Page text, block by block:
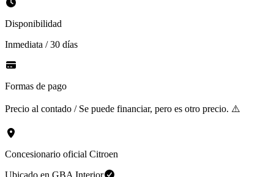
Disponibilidad
Inmediata / 30 días
Formas de pago
Precio al contado / Se puede financiar, pero es otro precio. ⚠️
Concesionario oficial Citroen
Ubicado en GBA Interior